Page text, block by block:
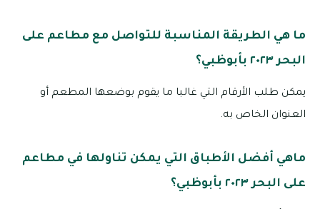
ما هي الطريقة المناسبة للتواصل مع مطاعم على
البحر ٢٠٢٣ بأبوظبي؟
يمكن طلب الأرقام التي غالبا ما يقوم بوضعها المطعم أو
العنوان الخاص به.
ماهي أفضل الأطباق التي يمكن تناولها في مطاعم
على البحر ٢٠٢٣ بأبوظبي؟